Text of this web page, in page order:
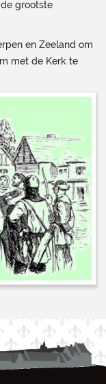
de grootste
en Zeeland om
met de Kerk te